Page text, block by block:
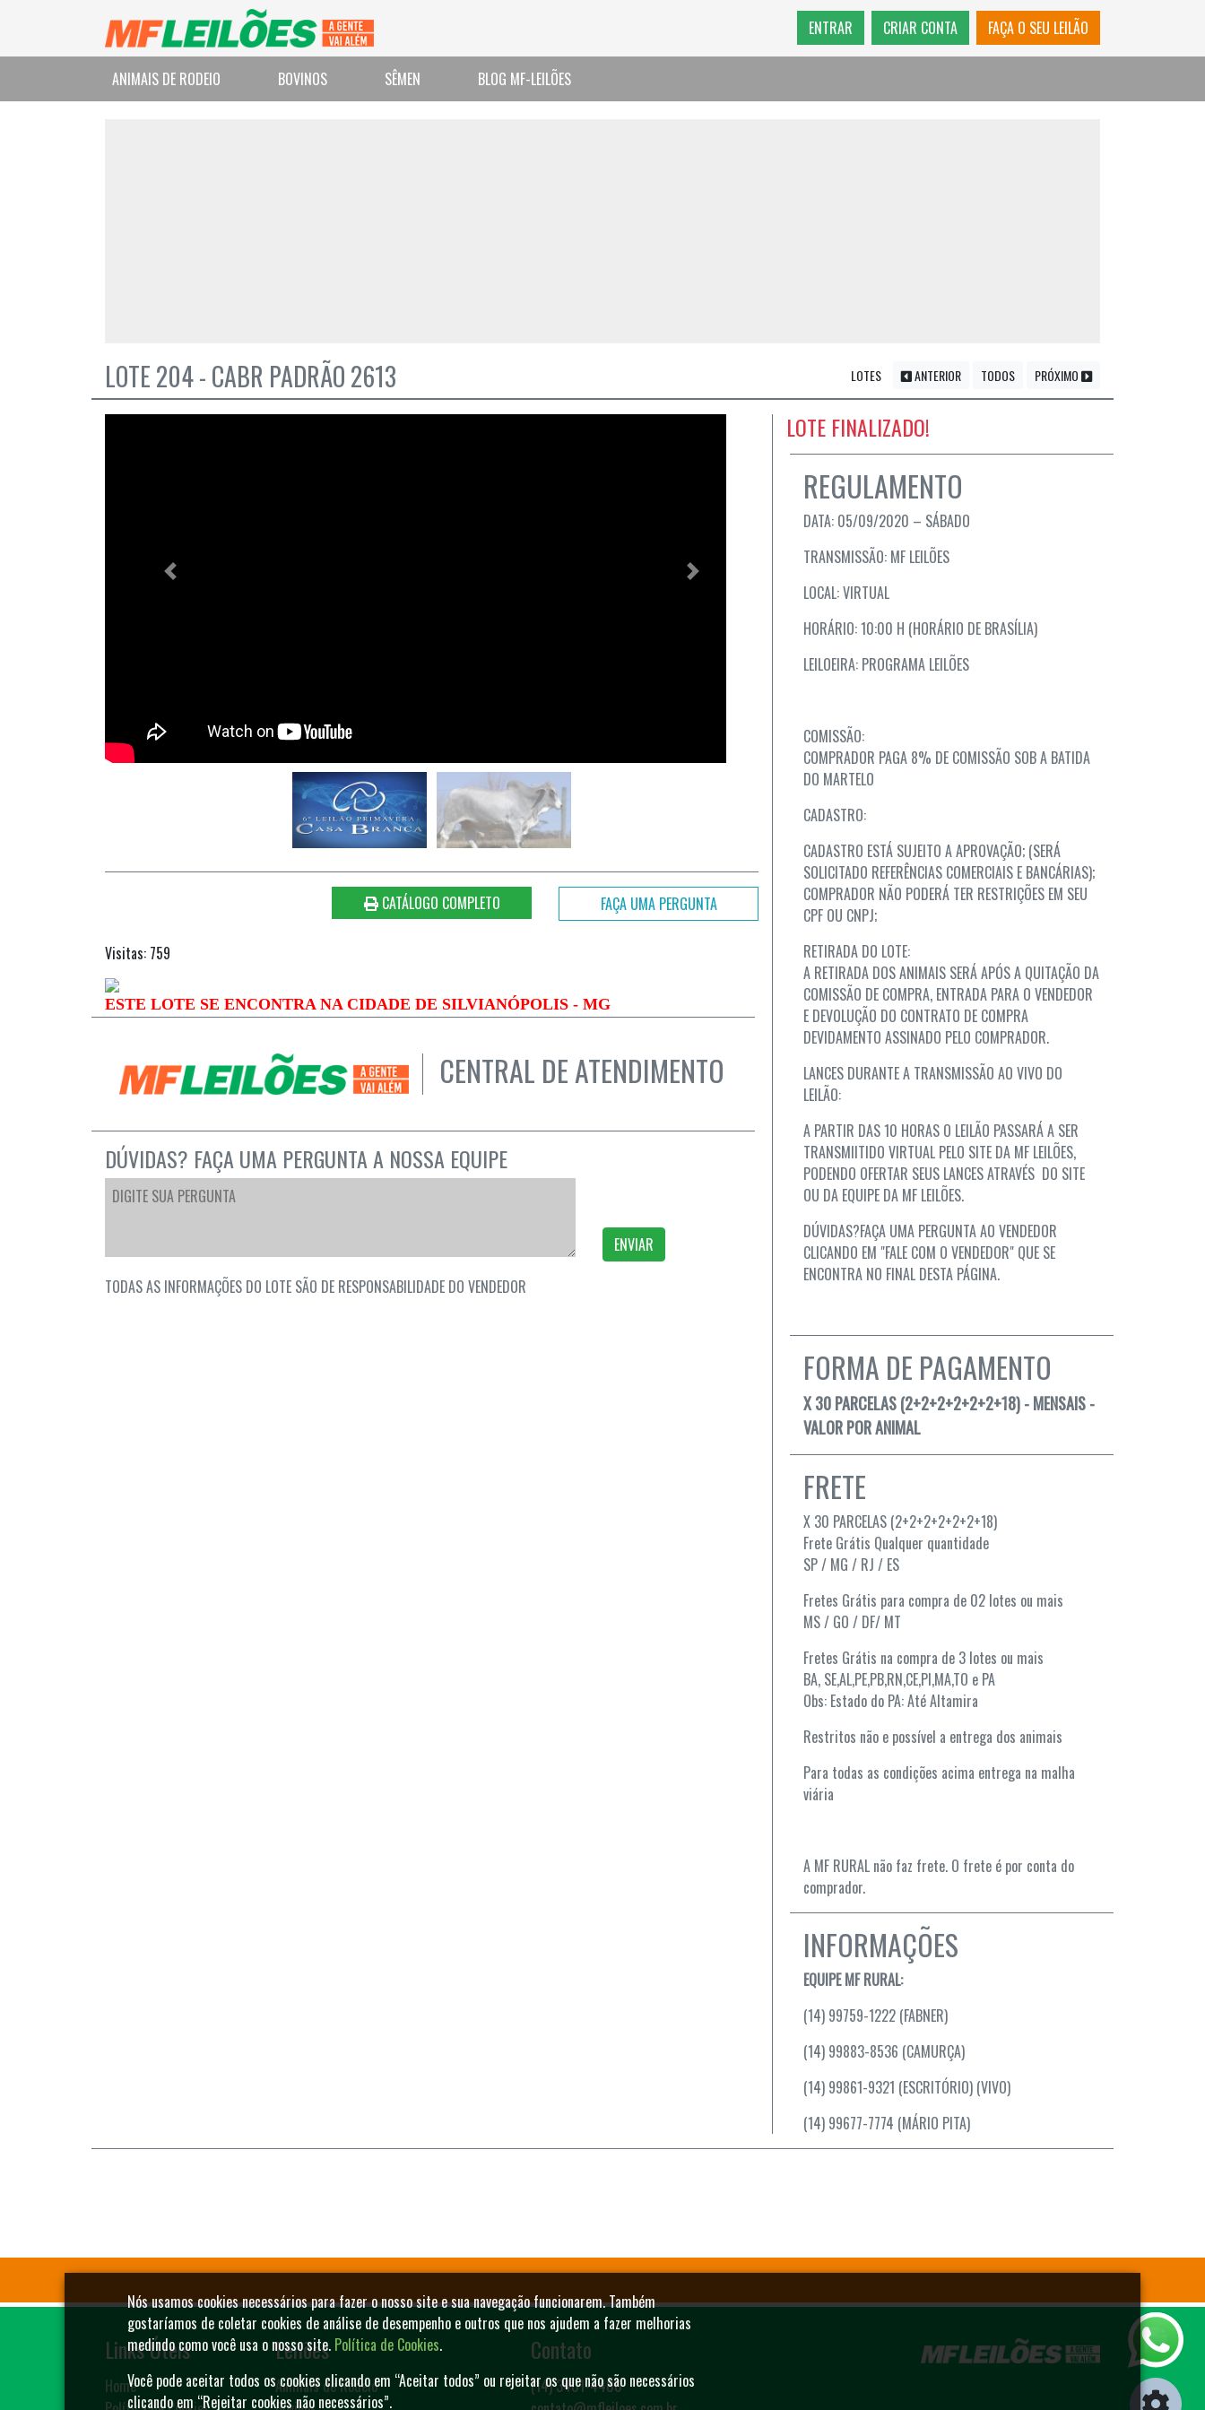
ENTRAR CRIAR CONTA FAÇA O SEU LEILÃO
ANIMAIS DE RODEIO BOVINOS SÊMEN BLOG MF-LEILÕES
LOTE 204 - CABR PADRÃO 2613 LOTES ANTERIOR TODOS PRÓXIMO
Previous Próximo
CATÁLOGO COMPLETO FAÇA UMA PERGUNTA
Visitas: 759
ESTE LOTE SE ENCONTRA NA CIDADE DE SILVIANÓPOLIS - MG
CENTRAL DE ATENDIMENTO
DÚVIDAS? FAÇA UMA PERGUNTA A NOSSA EQUIPE
ENVIAR
TODAS AS INFORMAÇÕES DO LOTE SÃO DE RESPONSABILIDADE DO VENDEDOR
LOTE FINALIZADO!
REGULAMENTO
DATA: 05/09/2020 – SÁBADO
TRANSMISSÃO: MF LEILÕES
LOCAL: VIRTUAL
HORÁRIO: 10:00 H (HORÁRIO DE BRASÍLIA)
LEILOEIRA: PROGRAMA LEILÕES
COMISSÃO:
COMPRADOR PAGA 8% DE COMISSÃO SOB A BATIDA
DO MARTELO
CADASTRO:
CADASTRO ESTÁ SUJEITO A APROVAÇÃO; (SERÁ
SOLICITADO REFERÊNCIAS COMERCIAIS E BANCÁRIAS);
COMPRADOR NÃO PODERÁ TER RESTRIÇÕES EM SEU
CPF OU CNPJ;
RETIRADA DO LOTE:
A RETIRADA DOS ANIMAIS SERÁ APÓS A QUITAÇÃO DA
COMISSÃO DE COMPRA, ENTRADA PARA O VENDEDOR
E DEVOLUÇÃO DO CONTRATO DE COMPRA
DEVIDAMENTO ASSINADO PELO COMPRADOR.
LANCES DURANTE A TRANSMISSÃO AO VIVO DO
LEILÃO:
A PARTIR DAS 10 HORAS O LEILÃO PASSARÁ A SER
TRANSMIITIDO VIRTUAL PELO SITE DA MF LEILÕES,
PODENDO OFERTAR SEUS LANCES ATRAVÉS DO SITE
OU DA EQUIPE DA MF LEILÕES.
DÚVIDAS?FAÇA UMA PERGUNTA AO VENDEDOR
CLICANDO EM "FALE COM O VENDEDOR" QUE SE
ENCONTRA NO FINAL DESTA PÁGINA.
FORMA DE PAGAMENTO
X 30 PARCELAS (2+2+2+2+2+2+18) - MENSAIS -
VALOR POR ANIMAL
FRETE
X 30 PARCELAS (2+2+2+2+2+2+18)
Frete Grátis Qualquer quantidade
SP / MG / RJ / ES
Fretes Grátis para compra de 02 lotes ou mais
MS / GO / DF/ MT
Fretes Grátis na compra de 3 lotes ou mais
BA, SE,AL,PE,PB,RN,CE,PI,MA,TO e PA
Obs: Estado do PA: Até Altamira
Restritos não e possível a entrega dos animais
Para todas as condições acima entrega na malha
viária
A MF RURAL não faz frete. O frete é por conta do
comprador.
INFORMAÇÕES
EQUIPE MF RURAL:
(14) 99759-1222 (FABNER)
(14) 99883-8536 (CAMURÇA)
(14) 99861-9321 (ESCRITÓRIO) (VIVO)
(14) 99677-7774 (MÁRIO PITA)
Links Úteis
Home
Leilões
Animais de Rodeio
Contato
(14) 3401-4400
Nós usamos cookies necessários para fazer o nosso site e sua navegação funcionarem. Também
gostaríamos de coletar cookies de análise de desempenho e outros que nos ajudem a fazer melhorias
medindo como você usa o nosso site. Política de Cookies.
Você pode aceitar todos os cookies clicando em “Aceitar todos” ou rejeitar os que não são necessários
clicando em “Rejeitar cookies não necessários”.